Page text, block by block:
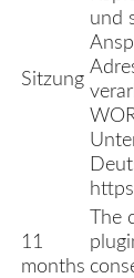
Sitzung
und
11
months